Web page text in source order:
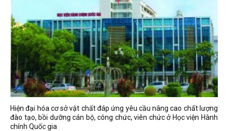
Hiện đại hóa cơ sở vật chất đáp ứng yêu cầu nâng cao chất lượng
đào tạo, bồi dưỡng cán bộ, công chức, viên chức ở Học viện Hành
chính Quốc gia